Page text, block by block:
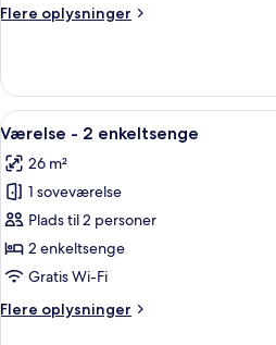
seng
Flere oplysninger
Flere
-
kingsize-
Indlæs
alle
billeder
af
Værelse
-
2
Et
5
Værelse - 2 enkeltsenge
26 m²
1 soveværelse
Plads til 2 personer
2 enkeltsenge
Gratis Wi-Fi
Flere oplysninger
Flere